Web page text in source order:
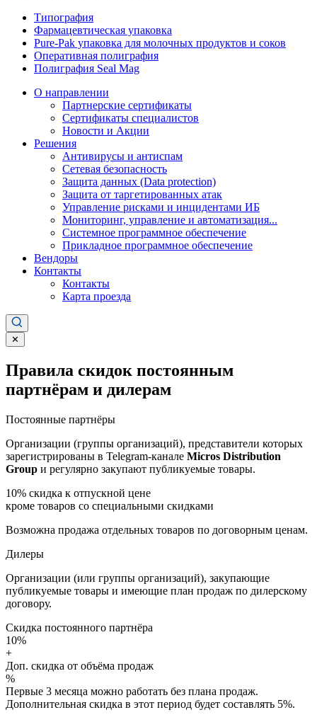
Типография
Фармацевтическая упаковка
Pure-Pak упаковка для молочных продуктов и соков
Оперативная полиграфия
Полиграфия Seal Mag
О направлении
Партнерские сертификаты
Сертификаты специалистов
Новости и Акции
Решения
Антивирусы и антиспам
Сетевая безопасность
Защита данных (Data protection)
Защита от таргетированных атак
Управление рисками и инцидентами ИБ
Мониторинг, управление и автоматизация...
Системное программное обеспечение
Прикладное программное обеспечение
Вендоры
Контакты
Контакты
Карта проезда
✕
Правила скидок постоянным
партнёрам и дилерам
Постоянные партнёры
Организации (группы организаций), представители которых
зарегистрированы в Telegram-канале Micros Distribution
Group и регулярно закупают публикуемые товары.
10% скидка к отпускной цене
кроме товаров со специальными скидками
Возможна продажа отдельных товаров по договорным ценам.
Дилеры
Организации (или группы организаций), закупающие
публикуемые товары и имеющие план продаж по дилерскому
договору.
Скидка постоянного партнёра
10%
+
Доп. скидка от объёма продаж
%
Первые 3 месяца можно работать без плана продаж.
Дополнительная скидка в этот период будет составлять 5%.